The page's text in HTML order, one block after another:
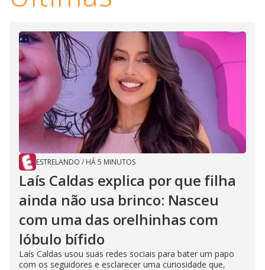
i
d
e
o
ESTRELANDO / HÁ 5 MINUTOS
Laís Caldas explica por que filha
ainda não usa brinco: Nasceu
com uma das orelhinhas com
lóbulo bífido
Laís Caldas usou suas redes sociais para bater um papo
com os seguidores e esclarecer uma curiosidade que,